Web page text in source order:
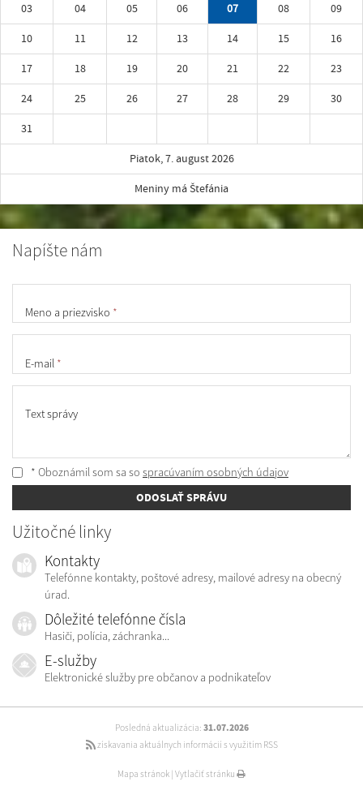
03
04 05 06 07 08
09
10
11 12 13 14 15
16
17
18 19 20 21 22
23
24
25 26 27 28 29
30
31
Piatok, 7. august 2026
Meniny má Štefánia
Napíšte nám
Meno a priezvisko *
E-mail *
Text správy
* Oboznámil som sa so spracúvaním osobných údajov
ODOSLAŤ SPRÁVU
Užitočné linky
Kontakty
Telefónne kontakty, poštové adresy, mailové adresy na obecný
úrad.
Dôležité telefónne čísla
Hasiči, polícia, záchranka...
E-služby
Elektronické služby pre občanov a podnikateľov
Posledná aktualizácia: 31.07.2026
získavania aktuálnych informácií s využitím RSS
Mapa stránok Vytlačiť stránku